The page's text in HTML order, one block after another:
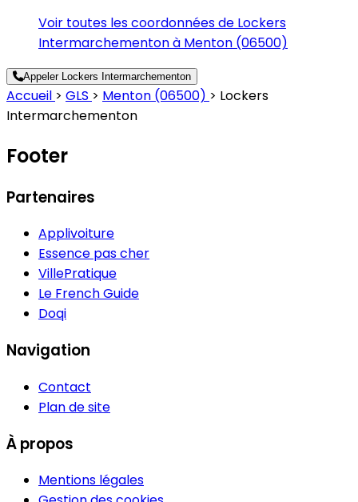
Voir toutes les coordonnées de Lockers
Intermarchementon à Menton (06500)
Appeler Lockers Intermarchementon
Accueil > GLS > Menton (06500) > Lockers
Intermarchementon
Footer
Partenaires
Applivoiture
Essence pas cher
VillePratique
Le French Guide
Doqi
Navigation
Contact
Plan de site
À propos
Mentions légales